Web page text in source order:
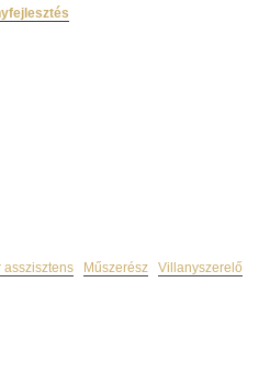
asszisztens Műszerész Villanyszerelő